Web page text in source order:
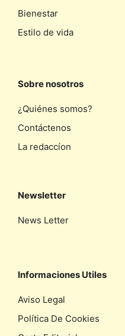
Bienestar
Estilo de vida
Sobre nosotros
¿Quiénes somos?
Contáctenos
La redaccíon
Newsletter
News Letter
Informaciones Utiles
Aviso Legal
Política De Cookies